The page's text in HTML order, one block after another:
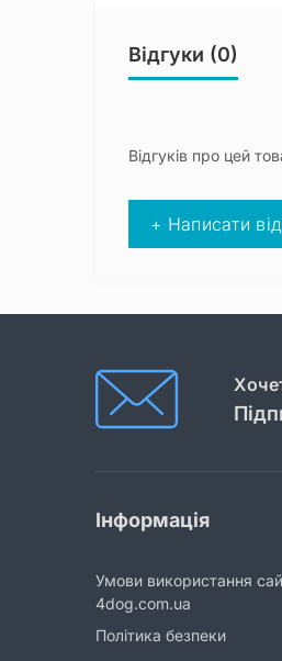
Відгуки (0)
Відгуків про цей
+ Написати
Інформація
Умови використання
4dog.com.ua
Політика безпеки